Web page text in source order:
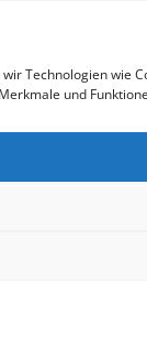
Technologien wie
und